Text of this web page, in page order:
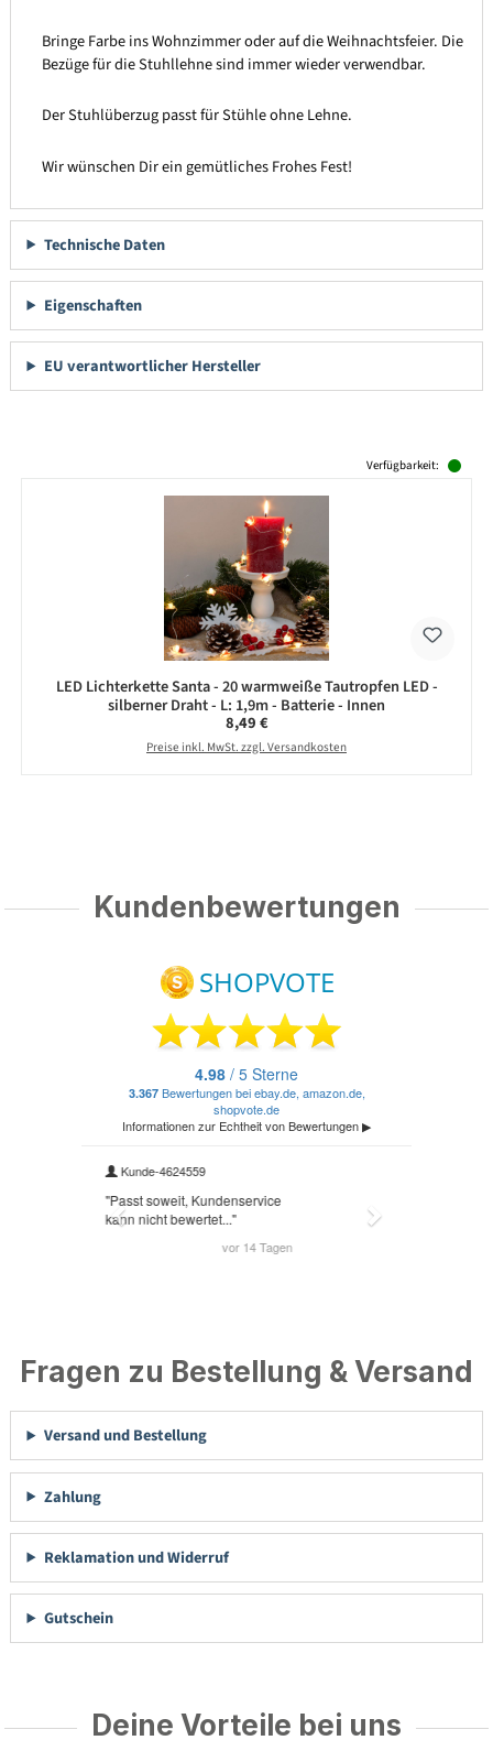
Bringe Farbe ins Wohnzimmer oder auf die Weihnachtsfeier. Die
Bezüge für die Stuhllehne sind immer wieder verwendbar.
Der Stuhlüberzug passt für Stühle ohne Lehne.
Wir wünschen Dir ein gemütliches Frohes Fest!
Technische Daten
Eigenschaften
EU verantwortlicher Hersteller
Verfügbarkeit:
LED Lichterkette Santa - 20 warmweiße Tautropfen LED -
silberner Draht - L: 1,9m - Batterie - Innen
Regulärer Preis:
8,49 €
Preise inkl. MwSt. zzgl. Versandkosten
Kundenbewertungen
Fragen zu Bestellung & Versand
Versand und Bestellung
Zahlung
Reklamation und Widerruf
Gutschein
Deine Vorteile bei uns